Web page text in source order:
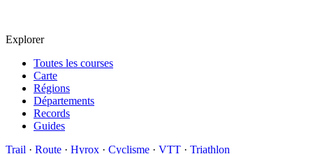
Explorer
Toutes les courses
Carte
Régions
Départements
Records
Guides
Trail · Route · Hyrox · Cyclisme · VTT · Triathlon